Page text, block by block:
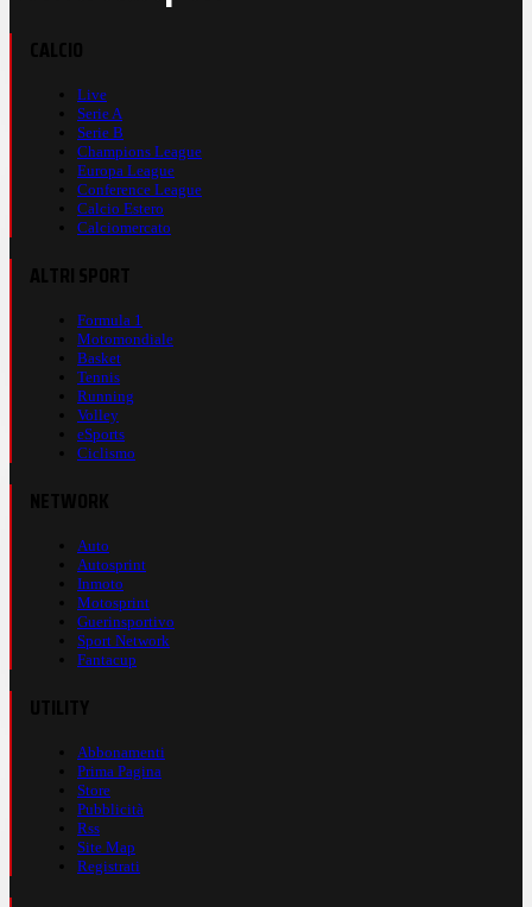
Live
Serie A
Serie B
Champions League
Europa League
Conference League
Calcio Estero
Calciomercato
Formula 1
Motomondiale
Basket
Tennis
Running
Volley
eSports
Ciclismo
Auto
Autosprint
Inmoto
Motosprint
Guerinsportivo
Sport Network
Fantacup
Abbonamenti
Prima Pagina
Store
Pubblicità
Rss
Site Map
Registrati